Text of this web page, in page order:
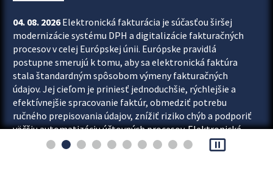
04. 08. 2026Elektronická fakturácia je súčasťou širšej
modernizácie systému DPH a digitalizácie fakturačných
procesov v celej Európskej únii. Európske pravidlá
postupne smerujú k tomu, aby sa elektronická faktúra
stala štandardným spôsobom výmeny fakturačných
údajov. Jej cieľom je priniesť jednoduchšie, rýchlejšie a
efektívnejšie spracovanie faktúr, obmedziť potrebu
ručného prepisovania údajov, znížiť riziko chýb a podporiť
väčšiu automatizáciu účtovných procesov. Elektronická
fakturácia preto nepredstavuje...
pause_presentation